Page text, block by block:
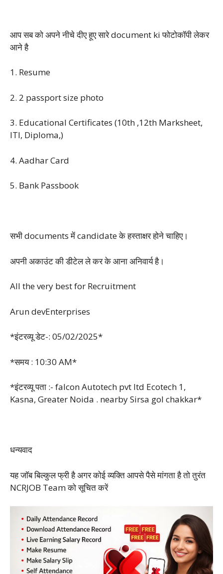
आप सब को अपने नीचे दीए हूए सारे document ki फोटोकॉपी लेकर
आने है
1. Resume
2. 2 passport size photo
3. Educational Certificates (10th ,12th Marksheet,
ITI, Diploma,)
4. Aadhar Card
5. Bank Passbook
सभी documents में candidate के हस्ताक्षर होने चाहिए।
अपनी अकाउंट की डीटेल ले कर के आना अनिवार्य है।
All the very best for Recruitment
Arun devEnterprises
*इंटरव्यू डेट-: 05/02/2025*
*समय : 10:30 AM*
*इंटरव्यू पता :- falcon Autotech pvt ltd Ecotech 1,
Kasna, Greater Noida . nearby Sirsa gol chakkar*
धन्यवाद
यह जाॅब बिल्कुल फ्री है अगर कोई व्यक्ति आपसे पैसे मांगता है तो तुरंत
NCRJOB Team को सूचित करें